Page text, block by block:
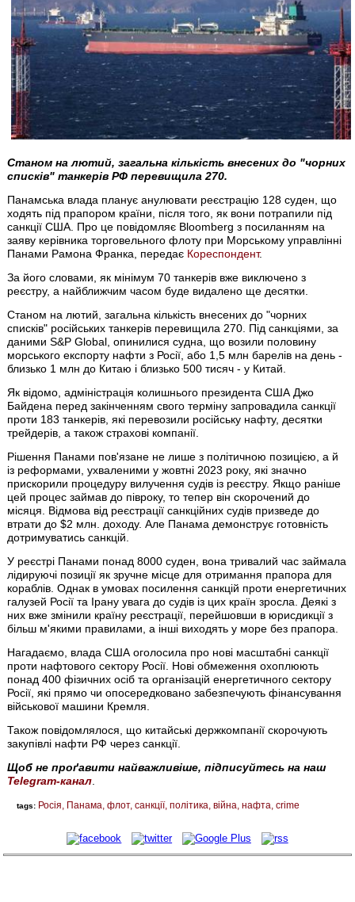
Станом на лютий, загальна кількість внесених до "чорних
списків" танкерів РФ перевищила 270.
Панамська влада планує анулювати реєстрацію 128 суден, що
ходять під прапором країни, після того, як вони потрапили під
санкції США. Про це повідомляє Bloomberg з посиланням на
заяву керівника торговельного флоту при Морському управлінні
Панами Рамона Франка, передає Кореспондент.
За його словами, як мінімум 70 танкерів вже виключено з
реєстру, а найближчим часом буде видалено ще десятки.
Станом на лютий, загальна кількість внесених до "чорних
списків" російських танкерів перевищила 270. Під санкціями, за
даними S&P Global, опинилися судна, що возили половину
морського експорту нафти з Росії, або 1,5 млн барелів на день -
близько 1 млн до Китаю і близько 500 тисяч - у Китай.
Як відомо, адміністрація колишнього президента США Джо
Байдена перед закінченням свого терміну запровадила санкції
проти 183 танкерів, які перевозили російську нафту, десятки
трейдерів, а також страхові компанії.
Рішення Панами пов'язане не лише з політичною позицією, а й
із реформами, ухваленими у жовтні 2023 року, які значно
прискорили процедуру вилучення судів із реєстру. Якщо раніше
цей процес займав до півроку, то тепер він скорочений до
місяця. Відмова від реєстрації санкційних судів призведе до
втрати до $2 млн. доходу. Але Панама демонструє готовність
дотримуватись санкцій.
У реєстрі Панами понад 8000 суден, вона тривалий час займала
лідируючі позиції як зручне місце для отримання прапора для
кораблів. Однак в умовах посилення санкцій проти енергетичних
галузей Росії та Ірану увага до судів із цих країн зросла. Деякі з
них вже змінили країну реєстрації, перейшовши в юрисдикції з
більш м'якими правилами, а інші виходять у море без прапора.
Нагадаємо, влада США оголосила про нові масштабні санкції
проти нафтового сектору Росії. Нові обмеження охоплюють
понад 400 фізичних осіб та організацій енергетичного сектору
Росії, які прямо чи опосередковано забезпечують фінансування
військової машини Кремля.
Також повідомлялося, що китайські держкомпанії скорочують
закупівлі нафти РФ через санкції.
Щоб не проґавити найважливіше, підписуйтесь на наш
Telegram-канал.
tags: Росія Панама флот санкції політика війна нафта crime